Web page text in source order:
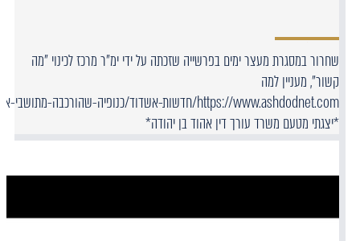
שחרור במסגרת מעצר ימים בפרשייה שזכתה על ידי ימ"ר מרכז לכינוי "מה
קשור", מעניין למה
*יצגתי מטעם משרד עורך דין אהוד בן יהודה*